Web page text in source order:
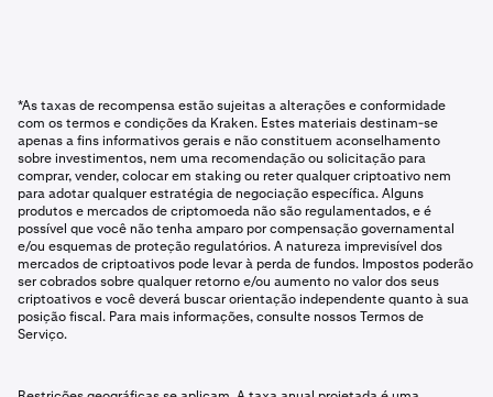
*As taxas de recompensa estão sujeitas a alterações e conformidade
com os termos e condições da Kraken. Estes materiais destinam-se
apenas a fins informativos gerais e não constituem aconselhamento
sobre investimentos, nem uma recomendação ou solicitação para
comprar, vender, colocar em staking ou reter qualquer criptoativo nem
para adotar qualquer estratégia de negociação específica. Alguns
produtos e mercados de criptomoeda não são regulamentados, e é
possível que você não tenha amparo por compensação governamental
e/ou esquemas de proteção regulatórios. A natureza imprevisível dos
mercados de criptoativos pode levar à perda de fundos. Impostos poderão
ser cobrados sobre qualquer retorno e/ou aumento no valor dos seus
criptoativos e você deverá buscar orientação independente quanto à sua
posição fiscal. Para mais informações, consulte nossos Termos de
Serviço.